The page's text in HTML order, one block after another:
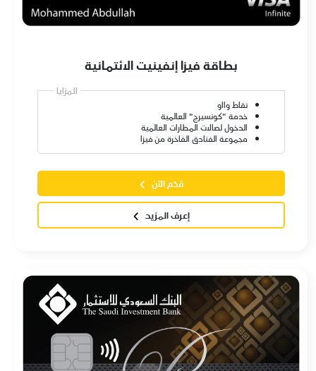
بطاقة فيزا إنفينيت الائتمانية
المزايا
نقاط وااو
خدمة "كونسيرج" العالمية
الدخول لصالات المطارات العالمية
مجموعة الفنادق الفاخرة من فيزا
قدّم الآن
إعرف المزيد